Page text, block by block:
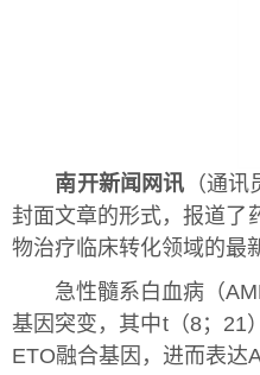
南开新闻网讯 （通
封面文章的形式，报道了
物治疗临床转化领域的最
急性髓系白血病（AML
基因突变，其中t（8；21
ETO融合基因，进而表达